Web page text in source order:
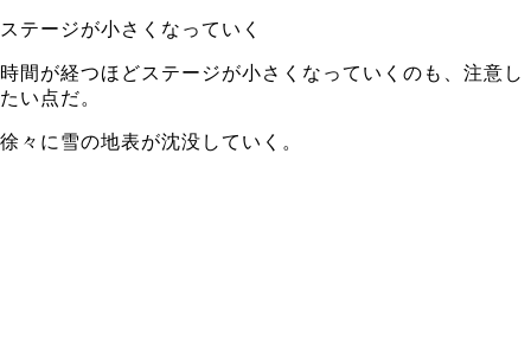
ステージが小さくなっていく
時間が経つほどステージが小さくなっていくのも、注意し
たい点だ。
徐々に雪の地表が沈没していく。